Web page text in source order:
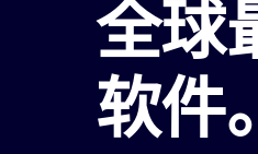
全球
软件。